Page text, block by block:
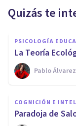
Quizás te
PSICOLOGÍA
La Teoría
Pablo
COGNICIÓN E
Paradoja de